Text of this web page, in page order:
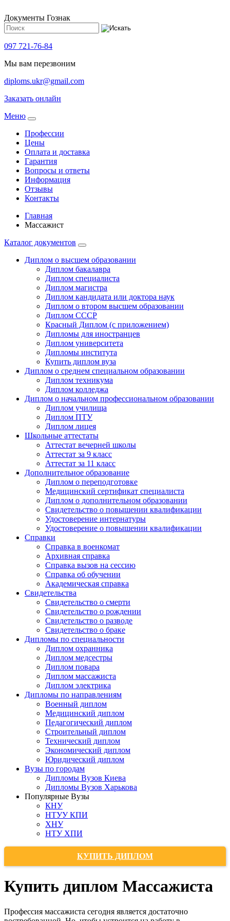
Документы Гознак
097 721-76-84
Мы вам перезвоним
diploms.ukr@gmail.com
Заказать онлайн
Meню
Профессии
Цены
Оплата и доставка
Гарантия
Вопросы и ответы
Информация
Отзывы
Контакты
Главная
Массажист
Каталог документов
Диплом о высшем образовании
Диплом бакалавра
Диплом специалиста
Диплом магистра
Диплом кандидата или доктора наук
Диплом о втором высшем образовании
Диплом СССР
Красный Диплом (с приложением)
Дипломы для иностранцев
Диплом университета
Дипломы института
Купить диплом вуза
Диплом о среднем специальном образовании
Диплом техникума
Диплом колледжа
Диплом о начальном профессиональном oбразовании
Диплом училища
Диплом ПТУ
Диплом лицея
Школьные аттестаты
Аттестат вечерней школы
Аттестат за 9 класс
Аттестат за 11 класс
Дополнительное образование
Диплом о переподготовке
Медицинский сертификат специалиста
Диплом о дополнительном образовании
Свидетельство о повышении квалификации
Удостоверение интернатуры
Удостоверение о повышении квалификации
Справки
Справка в военкомат
Архивная справка
Справка вызов на сессию
Справка об обучении
Академическая справка
Свидетельства
Свидетельство о смерти
Свидетельство о рождении
Свидетельство о разводе
Свидетельство о браке
Дипломы по специальности
Диплом охранника
Диплом медсестры
Диплом повара
Диплом массажиста
Диплом электрика
Дипломы по направлениям
Военный диплом
Медицинский диплом
Педагогический диплом
Строительный диплом
Технический диплом
Экономический диплом
Юридический диплом
Вузы по городам
Дипломы Вузов Киева
Дипломы Вузов Харькова
Популярные Вузы
КНУ
НТУУ КПИ
ХНУ
НТУ ХПИ
КУПИТЬ ДИПЛОМ
Купить диплом Массажиста
Профессия массажиста сегодня является достаточно